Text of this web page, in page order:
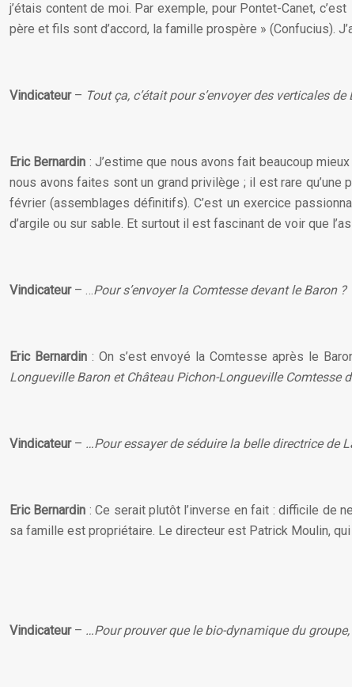
j’étais content de moi. Par exemple, pour Pontet-Canet,
père et fils sont d’accord, la famille prospère » (Confucius).
Vindicateur– Tout ça, c’était pour s’envoyer des verticales
Eric Bernardin : J’estime que nous avons fait beaucoup
nous avons faites sont un grand privilège ; il est rare
février (assemblages définitifs). C’est un exercice
d’argile ou sur sable. Et surtout il est fascinant de voir que
Vindicateur– …Pour s’envoyer la Comtesse devant le Baron ?
Eric Bernardin : On s’est envoyé la Comtesse après le
Longueville Baron et Château Pichon-Longueville Comtesse
Vindicateur– …Pour essayer de séduire la belle directrice de
Eric Bernardin : Ce serait plutôt l’inverse en fait : difficile de
sa famille est propriétaire. Le directeur est Patrick Moulin,
Vindicateur– …Pour prouver que le bio-dynamique du